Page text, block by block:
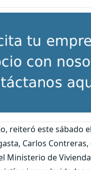
reiteró este sábado
Carlos
de